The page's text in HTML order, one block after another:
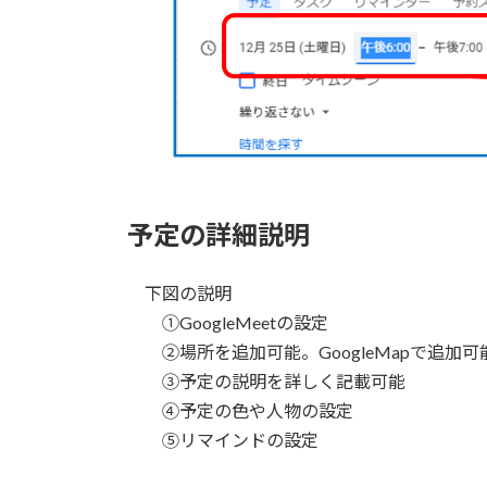
予定の詳細説明
下図の説明
①GoogleMeetの設定
②場所を追加可能。GoogleMapで追加可
③予定の説明を詳しく記載可能
④予定の色や人物の設定
⑤リマインドの設定